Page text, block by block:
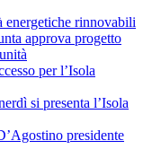
rinnovabili
approva progetto
per l’Isola
si presenta l’Isola
presidente